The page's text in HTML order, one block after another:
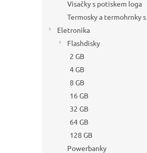
Visačky s potiskem loga
Termosky a termohrnky
Eletronika
Flashdisky
2 GB
4 GB
8 GB
16 GB
32 GB
64 GB
128 GB
Powerbanky